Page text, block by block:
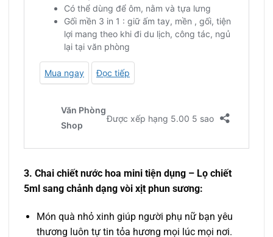
3. Chai chiết nước hoa mini tiện dụng – Lọ chiết
5ml sang chảnh dạng vòi xịt phun sương:
Món quà nhỏ xinh giúp người phụ nữ bạn yêu
thương luôn tự tin tỏa hương mọi lúc mọi nơi.